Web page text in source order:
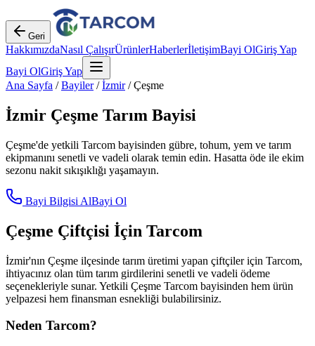
Geri
HakkımızdaNasıl ÇalışırÜrünlerHaberlerİletişimBayi OlGiriş Yap
Bayi OlGiriş Yap
Ana Sayfa /Bayiler/İzmir/Çeşme
İzmir Çeşme Tarım Bayisi
Çeşme'de yetkili Tarcom bayisinden gübre, tohum, yem ve tarım
ekipmanını senetli ve vadeli olarak temin edin. Hasatta öde ile ekim
sezonu nakit sıkışıklığı yaşamayın.
Bayi Bilgisi AlBayi Ol
Çeşme Çiftçisi İçin Tarcom
İzmir'nın Çeşme ilçesinde tarım üretimi yapan çiftçiler için Tarcom,
ihtiyacınız olan tüm tarım girdilerini senetli ve vadeli ödeme
seçenekleriyle sunar. Yetkili Çeşme Tarcom bayisinden hem ürün
yelpazesi hem finansman esnekliği bulabilirsiniz.
Neden Tarcom?